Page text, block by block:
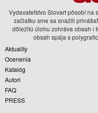
Vydavateľstvo Slovart pôsobí na
začiatku sme sa snažili
dôležitú úlohu zohráva obsah i
obsah spája s
Aktuality
Ocenenia
Katalóg
Autori
FAQ
PRESS